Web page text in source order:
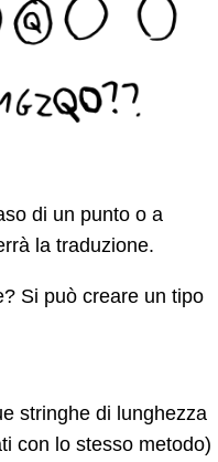
di un punto o a
la traduzione.
Si può creare un tipo
stringhe di lunghezza
con lo stesso metodo)